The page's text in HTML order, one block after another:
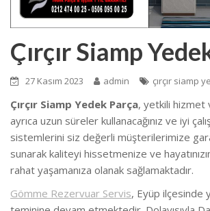
Çırçır Siamp
27 Kasım 2023 admin çırçır siamp
Çırçır Siamp Yedek Parça, yetkili hizmet
ayrıca uzun süreler kullanacağınız ve iyi
sistemlerini siz değerli müşterilerimize
sunarak kaliteyi hissetmenize ve
rahat yaşamanıza olanak sağlamaktadır.
Gömme Rezervuar Servis, Eyüp ilçesinde